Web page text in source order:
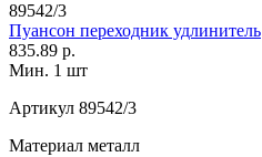
89542/3
Пуансон переходник удлинитель
835.89 р.
Мин. 1 шт
Артикул 89542/3
Материал металл